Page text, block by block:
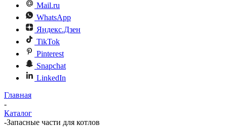
Mail.ru
WhatsApp
Яндекс.Дзен
TikTok
Pinterest
Snapchat
LinkedIn
Главная
-
Каталог
-Запасные части для котлов